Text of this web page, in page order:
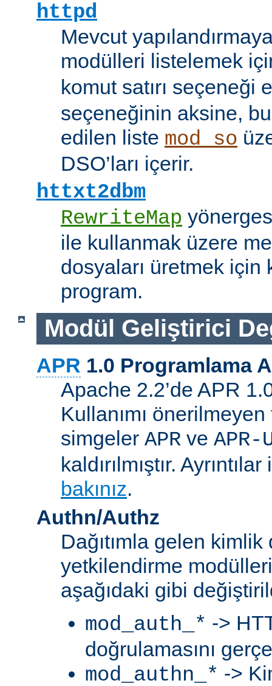
httpd
Mevcut
modülleri listelemek
komut satırı seçeneği
seçeneğinin aksine,
edilen liste mod_so
DSO’ları içerir.
httxt2dbm
RewriteMap
ile kullanmak üzere
dosyaları üretmek için
program.
Modül Geliştirici
APR 1.0 Programlama
Apache 2.2’de APR
Kullanımı
simgeler APR ve
kaldırılmıştır.
bakınız.
Authn/Authz
Dağıtımla gelen
yetkilendirme
aşağıdaki gibi
mod_auth_* ->
doğrulamasını
mod_authn_* ->